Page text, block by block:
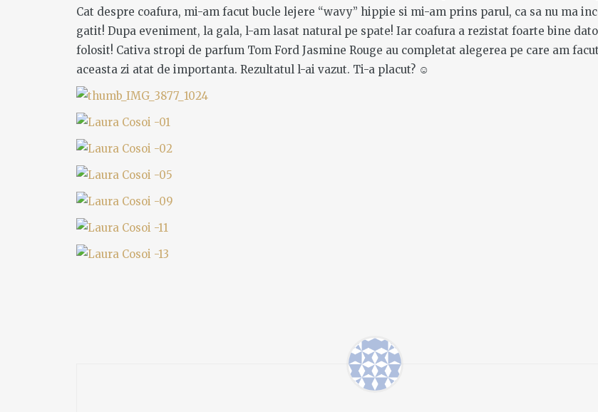
Cat despre coafura, mi-am facut bucle lejere “wavy” hippie si mi-am prins parul, ca sa nu ma
gatit! Dupa eveniment, la gala, l-am lasat natural pe spate! Iar coafura a rezistat foarte bine
folosit! Cativa stropi de parfum Tom Ford Jasmine Rouge au completat alegerea pe care am
aceasta zi atat de importanta. Rezultatul l-ai vazut. Ti-a placut? ☺